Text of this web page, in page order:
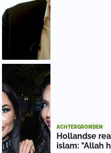
ACHTERGRONDEN
Hollandse
islam: "Allah